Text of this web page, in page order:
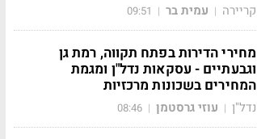
קריירה | עמית בר |
09:51
מחירי הדירות בפתח תקווה, רמת גן
וגבעתיים - עסקאות נדל"ן ומגמת
המחירים בשכונות מרכזיות
נדל"ן | עוזי גרסטמן |
08:46